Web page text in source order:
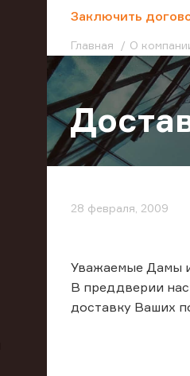
Заключить
Главная О
28 февраля, 2009
Уважаемые Дамы
В преддверии
доставку Ваших